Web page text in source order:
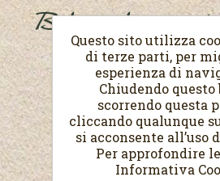
Belin...il pesto di
Peso netto
€5,20
(Prezzo al Kg.
Questo sito utilizza
di terze parti, per
esperienza di
Chiudendo questo
scorrendo questa
cliccando qualunque
si acconsente all’uso
Per approfondire
Informativa